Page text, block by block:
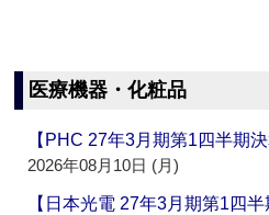
医療機器・化粧品
【PHC 27年3月期第1四半期
2026年08月10日 (月)
【日本光電 27年3月期第1四